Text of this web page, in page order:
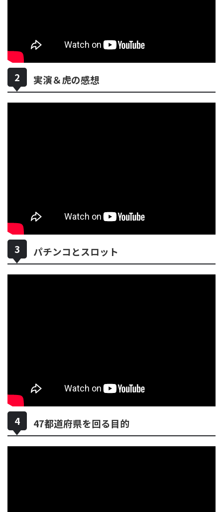
実演＆虎の感想
パチンコとスロット
47都道府県を回る目的